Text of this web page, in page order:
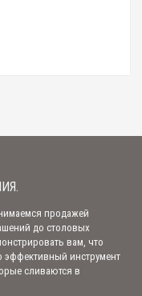
(арт. С-А40 А.Х.)
продажей
до столовых
вам, что
эффективный инструмент
сливаются в